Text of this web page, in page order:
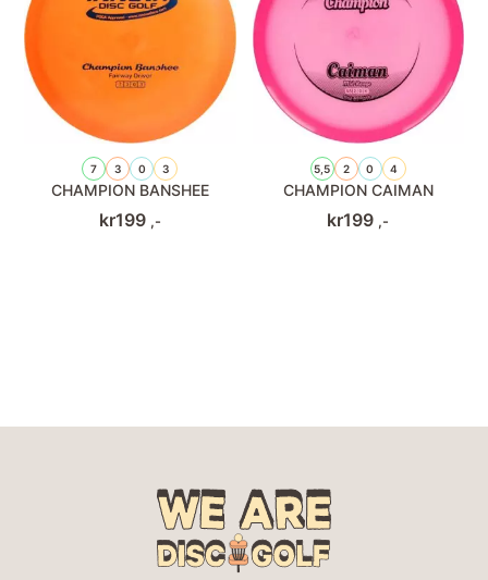
7 3 0 3
CHAMPION BANSHEE
kr199 ,-
5,5 2 0 4
CHAMPION CAIMAN
kr199 ,-